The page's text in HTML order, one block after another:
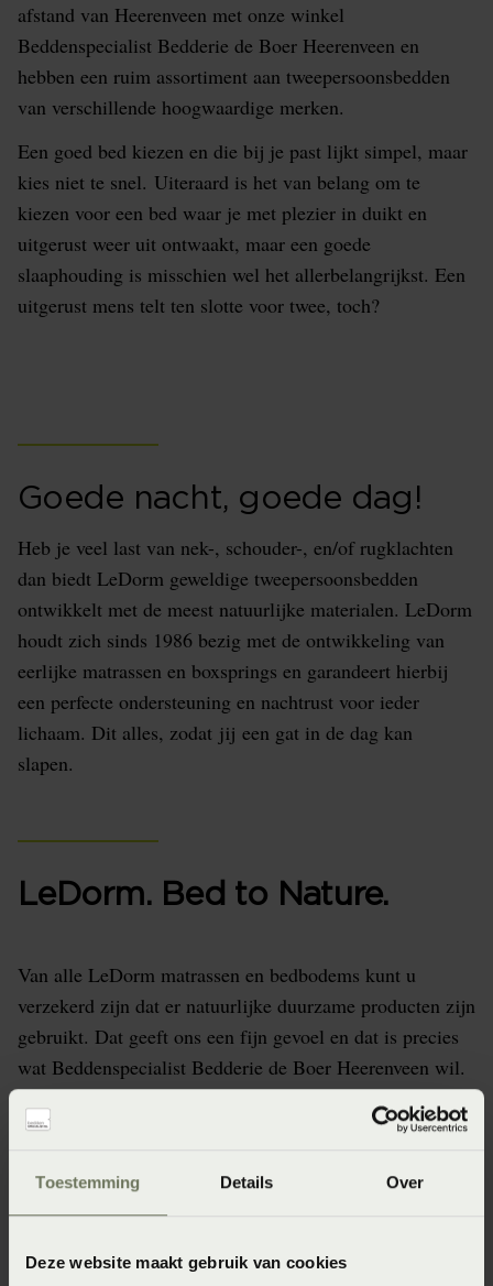
Toestemming Details Over
Deze website maakt gebruik van cookies
afstand van Heerenveen met onze winkel
Beddenspecialist Bedderie de Boer Heerenveen en
hebben een ruim assortiment aan tweepersoonsbedden
van verschillende hoogwaardige merken.
Een goed bed kiezen en die bij je past lijkt simpel, maar
kies niet te snel. Uiteraard is het van belang om te
kiezen voor een bed waar je met plezier in duikt en
uitgerust weer uit ontwaakt, maar een goede
slaaphouding is misschien wel het allerbelangrijkst. Een
uitgerust mens telt ten slotte voor twee, toch?
Goede nacht, goede dag!
Heb je veel last van nek-, schouder-, en/of rugklachten
dan biedt LeDorm geweldige tweepersoonsbedden
ontwikkelt met de meest natuurlijke materialen. LeDorm
houdt zich sinds 1986 bezig met de ontwikkeling van
eerlijke matrassen en boxsprings en garandeert hierbij
een perfecte ondersteuning en nachtrust voor ieder
lichaam. Dit alles, zodat jij een gat in de dag kan
slapen.
LeDorm. Bed to Nature.
Van alle LeDorm matrassen en bedbodems kunt u
verzekerd zijn dat er natuurlijke duurzame producten zijn
gebruikt. Dat geeft ons een fijn gevoel en dat is precies
wat Beddenspecialist Bedderie de Boer Heerenveen wil.
Te druk of geen mogelijkheid om zo'n bed te
transporteren? Beddenspecialist Bedderie de Boer
kosten in Buitenpost,
Heerenveen It Hearrenfean,
Drachten,Grou,Joure
Fryslân
Balk Friesland, Gorredijk Akkrum